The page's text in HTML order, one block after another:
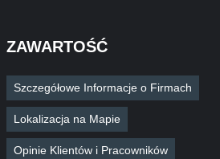
ZAWARTOŚĆ
Szczegółowe Informacje o Firmach
Lokalizacja na Mapie
Opinie Klientów i Pracowników